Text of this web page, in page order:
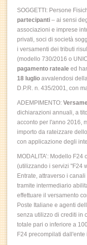
SOGGETTI: Persone
partecipanti – ai sensi
associazioni e imprese
privati, soci di società
i versamenti dei tributi
(modello 730/2016 o
pagamento rateale ed
18 luglio avvalendosi
D.P.R. n. 435/2001, con
ADEMPIMENTO:
dichiarazioni annuali, a
acconto per l'anno 2016,
importo da rateizzare dello
con applicazione degli
MODALITA’: Modello
(utilizzando i servizi "F24
Entrate, attraverso i
tramite intermediario
effettuare il versamento
Poste Italiane e agenti
senza utilizzo di crediti in
totale pari o inferiore a
F24 precompilati dall'ente